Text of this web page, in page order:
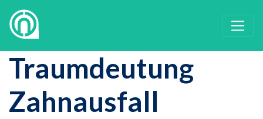
Traumdeutung
Zahnausfall